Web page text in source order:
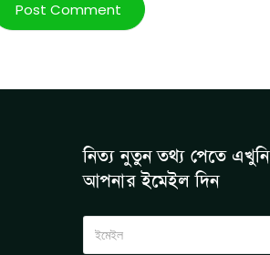
নিত্য নুতুন তথ্য পেতে এখুনি
আপনার ইমেইল দিন